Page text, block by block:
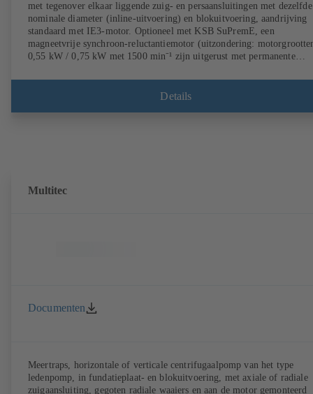
met tegenover elkaar liggende zuig- en persaansluitingen met dezelfde
nominale diameter (inline-uitvoering) en blokuitvoering, aandrijving
standaard met IE3-motor. Optioneel met KSB SuPremE, een
magneetvrije synchroon-reluctantiemotor (uitzondering:
0,55 kW / 0,75 kW met 1500 min⁻¹ zijn uitgerust met permanente
2016, voor bedrijf met toerenregelsysteem type KSB PumpDrive 2 of
KSB PumpDrive 2 Eco zonder rotorpositiesensor. Bevestigingspunten
Details
Multitec
Documenten
Meertraps, horizontale of verticale centrifugaalpomp van het type
ledenpomp, in fundatieplaat- en blokuitvoering, met axiale of radiale
zuigaansluiting, gegoten radiale waaiers en aan de motor gemonteerd